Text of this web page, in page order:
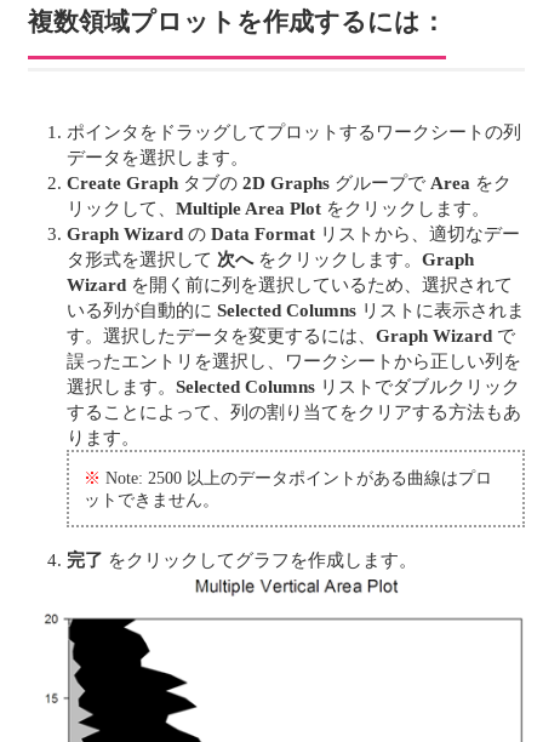
複数領域プロットを作成するには：
ポインタをドラッグしてプロットするワークシートの列
データを選択します。
Create Graph タブの 2D Graphs グループで Area をク
リックして、 Multiple Area Plot をクリックします。
Graph Wizard の Data Format リストから、適切なデー
タ形式を選択して 次へをクリックします。 Graph
Wizard を開く前に列を選択しているため、選択されて
いる列が自動的に Selected Columns リストに表示されま
す。選択したデータを変更するには、 Graph Wizard で
誤ったエントリを選択し、ワークシートから正しい列を
選択します。 Selected Columns リストでダブルクリック
することによって、列の割り当てをクリアする方法もあ
ります。
※ Note: 2500 以上のデータポイントがある曲線はプロ
ットできません。
完了 をクリックしてグラフを作成します。